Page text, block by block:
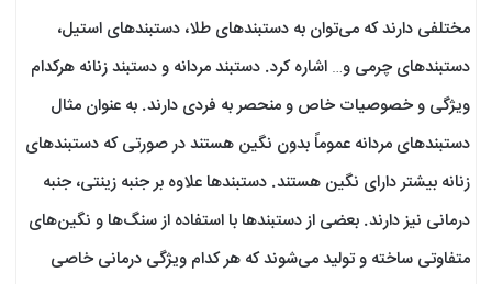
مختلفی دارند که می‌توان به دستبند‌های طلا، دستبند‌های استیل،
دستبند‌های چرمی و… اشاره کرد. دستبند مردانه و دستبند زنانه هرکدام
ویژگی و خصوصیات خاص و منحصر به فردی دارند. به عنوان مثال
دستبند‌های مردانه عموماً بدون نگین هستند در صورتی که دستبند‌های
زنانه بیشتر دارای نگین هستند. دستبند‌ها علاوه بر جنبه زینتی، جنبه
درمانی نیز دارند. بعضی از دستبند‌ها با استفاده از سنگ‌ها و نگین‌های
متفاوتی ساخته و تولید می‌شوند که هر کدام ویژگی درمانی خاصی